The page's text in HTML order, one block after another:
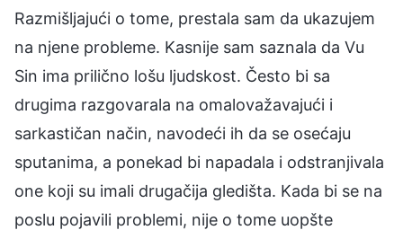
Razmišljajući o tome, prestala sam da ukazujem
na njene probleme. Kasnije sam saznala da Vu
Sin ima prilično lošu ljudskost. Često bi sa
drugima razgovarala na omalovažavajući i
sarkastičan način, navodeći ih da se osećaju
sputanima, a ponekad bi napadala i odstranjivala
one koji su imali drugačija gledišta. Kada bi se na
poslu pojavili problemi, nije o tome uopšte